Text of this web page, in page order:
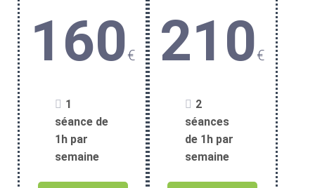
160€
1
séance de
1h par
semaine
210€
2
séances
de 1h par
semaine